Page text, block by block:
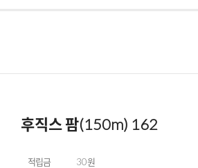
후직스 팜(150m) 162
적립금
30원